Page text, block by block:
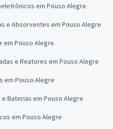
em Pouso Alegre
e Absorventes em Pouso Alegre
em Pouso Alegre
e Reatores em Pouso Alegre
em Pouso Alegre
Baterias em Pouso Alegre
em Pouso Alegre